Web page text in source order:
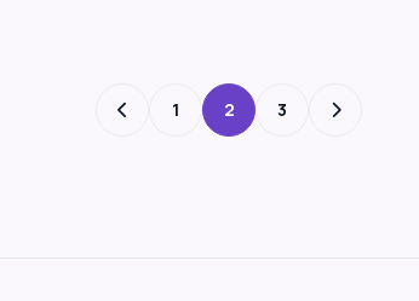
1 2 3